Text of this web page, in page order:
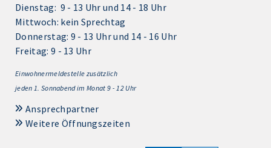
Dienstag: 9 - 13 Uhr und 14 - 18 Uhr
Mittwoch: kein Sprechtag
Donnerstag: 9 - 13 Uhr und 14 - 16 Uhr
Freitag: 9 - 13 Uhr
Einwohnermeldestelle zusätzlich
jeden 1. Sonnabend im Monat 9 - 12 Uhr
Ansprechpartner
Weitere Öffnungszeiten